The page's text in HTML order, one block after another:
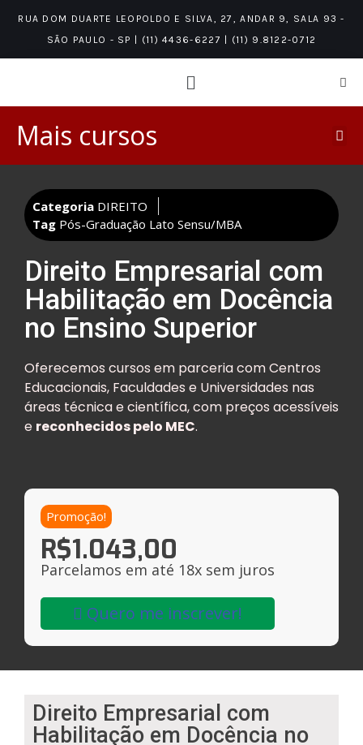
RUA DOM DUARTE LEOPOLDO E SILVA, 27, ANDAR 9, SALA 93 -
SÃO PAULO - SP | (11) 4436-6227 | (11) 9.8122-0712
Mais cursos
Categoria DIREITO
Tag Pós-Graduação Lato Sensu/MBA
Direito Empresarial com
Habilitação em Docência
no Ensino Superior
Oferecemos cursos em parceria com Centros
Educacionais, Faculdades e Universidades nas
áreas técnica e científica, com preços acessíveis
e reconhecidos pelo MEC.
Promoção!
R$1.043,00
Parcelamos em até 18x sem juros
Quero me inscrever!
Direito Empresarial com
Habilitação em Docência no